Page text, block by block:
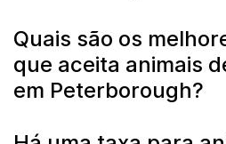
Quais são os
que aceita animais
em Peterborough?